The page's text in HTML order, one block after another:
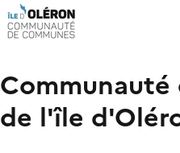
Communauté
de l'île